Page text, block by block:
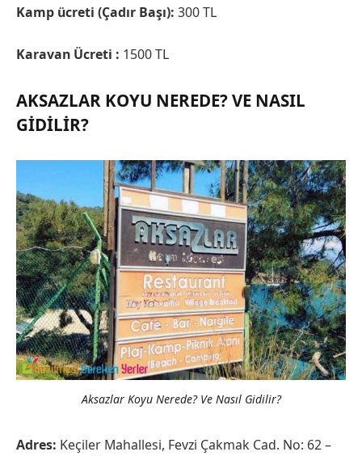
Kamp ücreti (Çadır Başı): 300 TL
Karavan Ücreti : 1500 TL
AKSAZLAR KOYU NEREDE? VE NASIL
GIDILIR?
Aksazlar Koyu Nerede? Ve Nasıl Gidilir?
Adres: Keçiler Mahallesi, Fevzi Çakmak Cad. No: 62 –